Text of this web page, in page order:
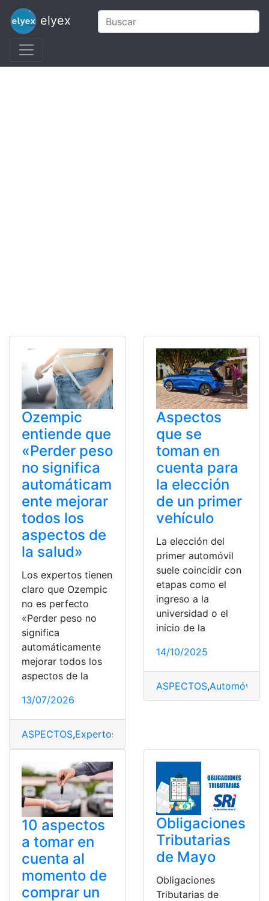
elyex
Ozempic
entiende que
«Perder peso
no significa
automáticam
ente mejorar
todos los
aspectos de
la salud»
Los expertos tienen
claro que Ozempic
no es perfecto
«Perder peso no
significa
automáticamente
mejorar todos los
aspectos de la
13/07/2026
ASPECTOS,Expertos
Aspectos
que se
toman en
cuenta para
la elección
de un primer
vehículo
La elección del
primer automóvil
suele coincidir con
etapas como el
ingreso a la
universidad o el
inicio de la
14/10/2025
ASPECTOS,Automóvil
10 aspectos
a tomar en
cuenta al
momento de
comprar un
Obligaciones
Tributarias
de Mayo
Obligaciones
Tributarias de